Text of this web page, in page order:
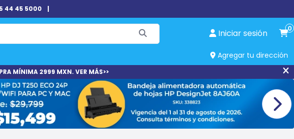
44 45 5000 |
Iniciar sesión 0
Agregar tu dirección
MÍNIMA 2999 MXN. VER MÁS>>